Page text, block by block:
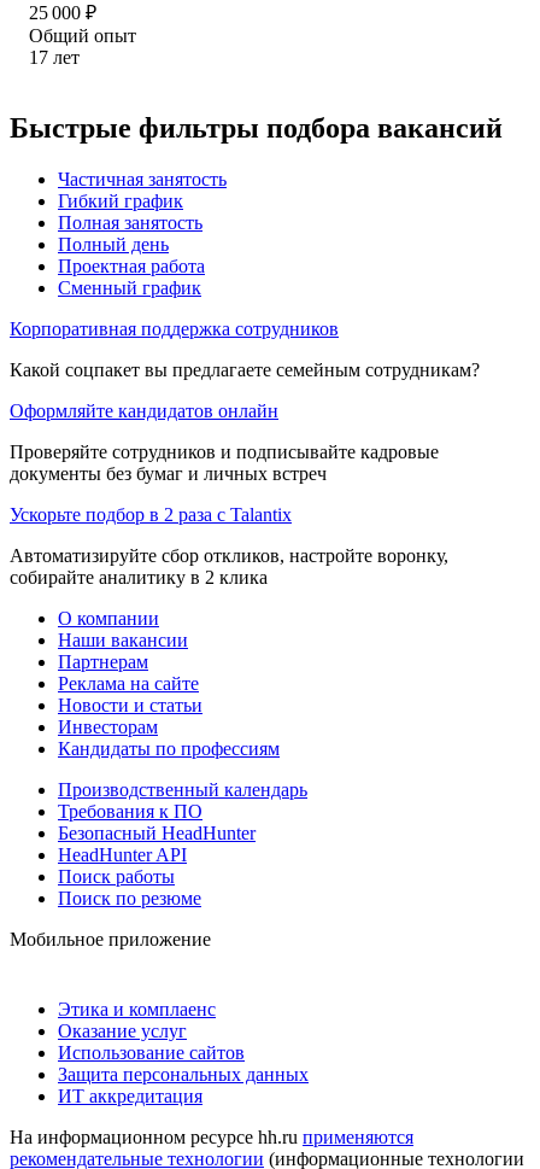
25 000 ₽
Общий опыт
17 лет
Быстрые фильтры подбора вакансий
Частичная занятость
Гибкий график
Полная занятость
Полный день
Проектная работа
Сменный график
Корпоративная поддержка сотрудников
Какой соцпакет вы предлагаете семейным сотрудникам?
Оформляйте кандидатов онлайн
Проверяйте сотрудников и подписывайте кадровые
документы без бумаг и личных встреч
Ускорьте подбор в 2 раза с Talantix
Автоматизируйте сбор откликов, настройте воронку,
собирайте аналитику в 2 клика
О компании
Наши вакансии
Партнерам
Реклама на сайте
Новости и статьи
Инвесторам
Кандидаты по профессиям
Производственный календарь
Требования к ПО
Безопасный HeadHunter
HeadHunter API
Поиск работы
Поиск по резюме
Мобильное приложение
Этика и комплаенс
Оказание услуг
Использование сайтов
Защита персональных данных
ИТ аккредитация
На информационном ресурсе hh.ru применяются
рекомендательные технологии (информационные технологии